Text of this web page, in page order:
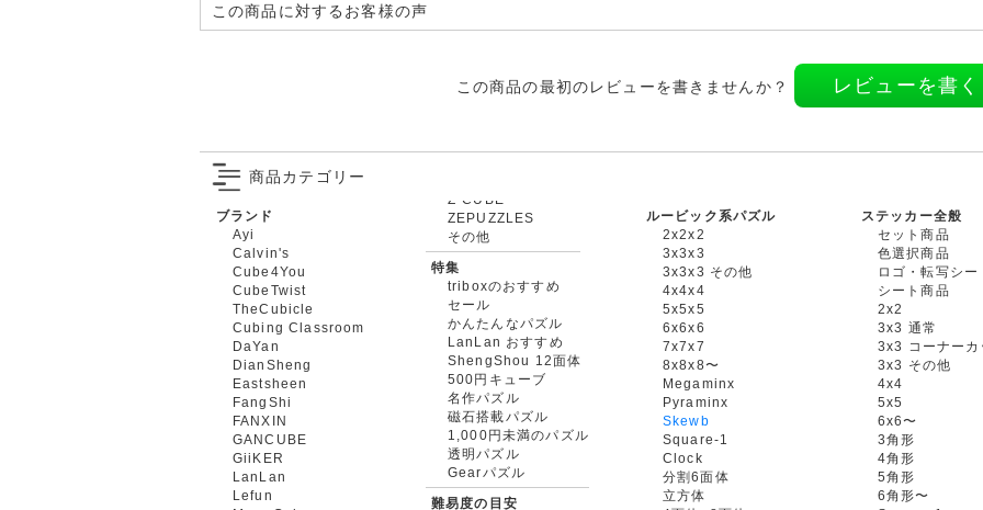
この商品に対するお客様の声
この商品の最初のレビューを書きませんか？ レビューを書く
商品カテゴリー
ブランド
Ayi
Calvin's
Cube4You
CubeTwist
TheCubicle
Cubing Classroom
DaYan
DianSheng
Eastsheen
FangShi
FANXIN
GANCUBE
GiiKER
LanLan
Lefun
ZEPUZZLES
その他
特集
triboxのおすすめ
セール
かんたんなパズル
LanLan おすすめ
ShengShou 12面体
500円キューブ
名作パズル
磁石搭載パズル
1,000円未満のパズル
透明パズル
Gearパズル
難易度の目安
ルービック系パズル
2x2x2
3x3x3
3x3x3 その他
4x4x4
5x5x5
6x6x6
7x7x7
8x8x8〜
Megaminx
Pyraminx
Skewb
Square-1
Clock
分割6面体
立方体
ステッカー全般
セット商品
色選択商品
ロゴ・転写シー
シート商品
2x2
3x3 通常
3x3 コーナーカ
3x3 その他
4x4
5x5
6x6〜
3角形
4角形
5角形
6角形〜